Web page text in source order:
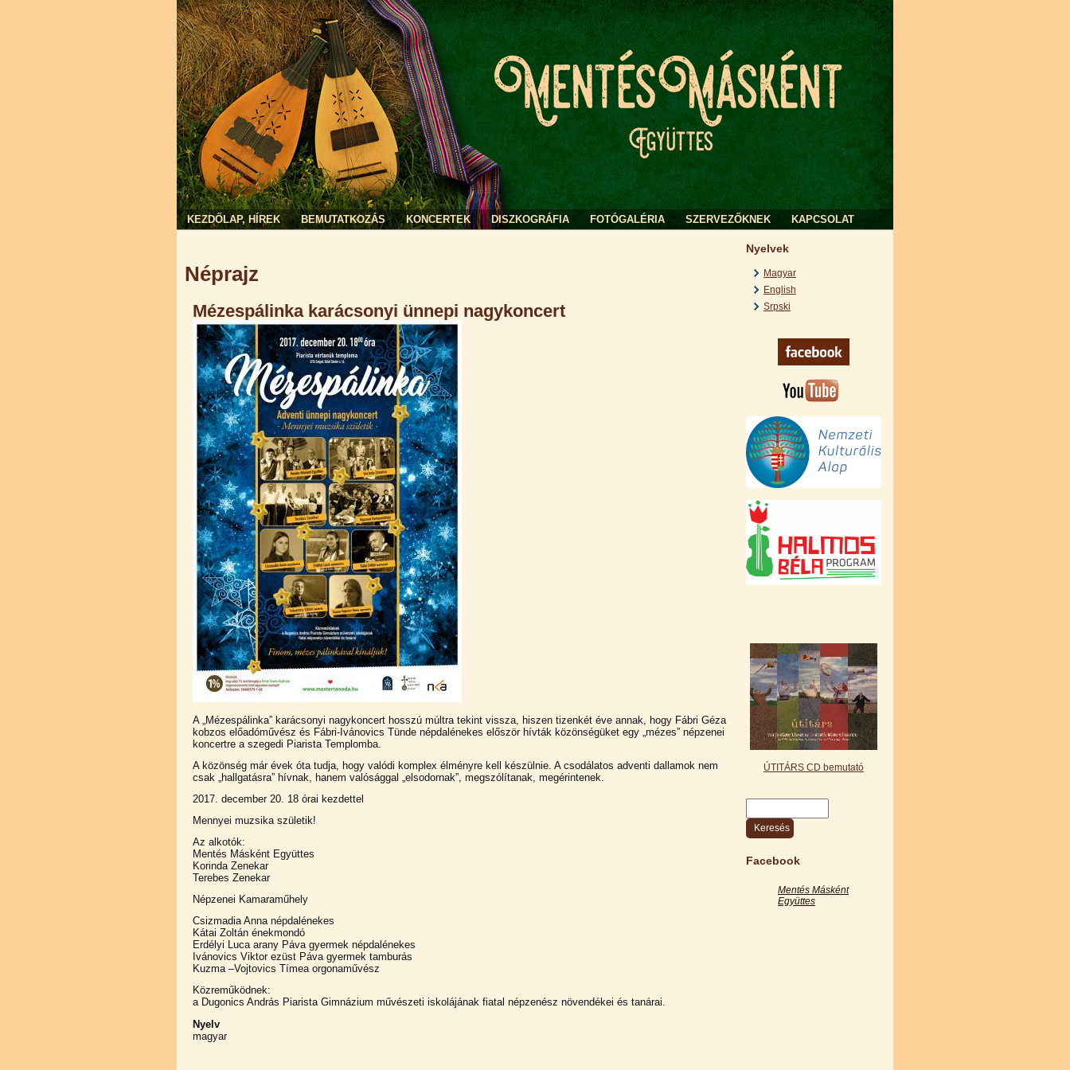
KEZDŐLAP, HÍREK BEMUTATKOZÁS KONCERTEK DISZKOGRÁFIA FOTÓGALÉRIA SZERVEZŐKNEK KAPCSOLAT
Nyelvek
Magyar
English
Srpski
ÚTITÁRS CD bemutató
Keresés űrlap
Facebook
Mentés Másként
Együttes
Néprajz
Mézespálinka karácsonyi ünnepi nagykoncert
A „Mézespálinka” karácsonyi nagykoncert hosszú múltra tekint vissza, hiszen tizenkét éve annak, hogy Fábri Géza
kobzos előadóművész és Fábri-Ivánovics Tünde népdalénekes először hívták közönségüket egy „mézes” népzenei
koncertre a szegedi Piarista Templomba.
A közönség már évek óta tudja, hogy valódi komplex élményre kell készülnie. A csodálatos adventi dallamok nem
csak „hallgatásra” hívnak, hanem valósággal „elsodornak”, megszólítanak, megérintenek.
2017. december 20. 18 órai kezdettel
Mennyei muzsika születik!
Az alkotók:
Mentés Másként Együttes
Korinda Zenekar
Terebes Zenekar
Népzenei Kamaraműhely
Csizmadia Anna népdalénekes
Kátai Zoltán énekmondó
Erdélyi Luca arany Páva gyermek népdalénekes
Ivánovics Viktor ezüst Páva gyermek tamburás
Kuzma –Vojtovics Tímea orgonaművész
Közreműködnek:
a Dugonics András Piarista Gimnázium művészeti iskolájának fiatal népzenész növendékei és tanárai.
Nyelv
magyar